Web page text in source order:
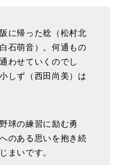
に帰った稔（松村北
石萌音）。何通もの
わせていくのでし
しず（西田尚美）は
球の練習に励む勇
のある思いを抱き続
まいです。